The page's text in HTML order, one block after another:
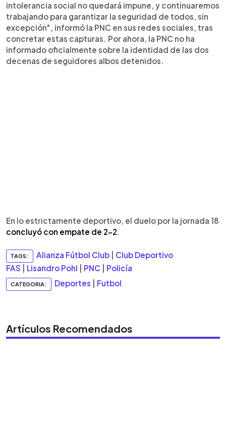
intolerancia social no quedará impune, y continuaremos
trabajando para garantizar la seguridad de todos, sin
excepción", informó la PNC en sus redes sociales, tras
concretar estas capturas. Por ahora, la PNC no ha
informado oficialmente sobre la identidad de las dos
decenas de seguidores albos detenidos.
En lo estrictamente deportivo, el duelo por la jornada 18
concluyó con empate de 2-2.
TAGS: Alianza Fútbol Club
Club Deportivo
FAS
Lisandro Pohl PNC Policía
CATEGORIA: Deportes Futbol
Artículos Recomendados